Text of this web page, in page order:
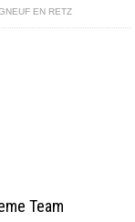
EN RETZ
Team